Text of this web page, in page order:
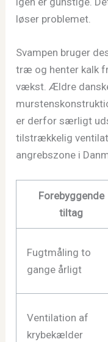
løser problemet.
Svampen bruger
træ og henter kalk
vækst. Ældre
er derfor særligt
tilstrækkelig
angrebszone i
Forebyggende
tiltag
Fugtmåling to
gange årligt
Ventilation af
krybekælder